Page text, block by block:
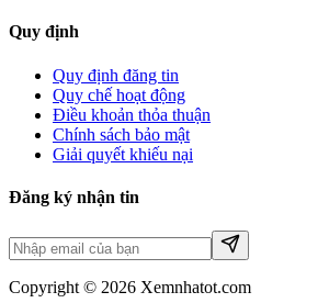
Quy định
Quy định đăng tin
Quy chế hoạt động
Điều khoản thỏa thuận
Chính sách bảo mật
Giải quyết khiếu nại
Đăng ký nhận tin
Copyright © 2026 Xemnhatot.com